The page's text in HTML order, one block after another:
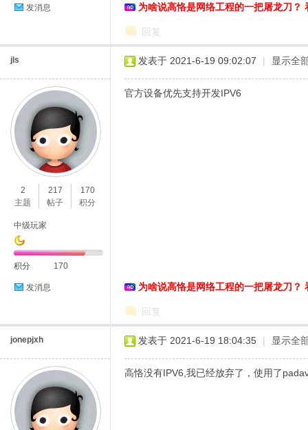
高
发消息 为啥说高恪是网络工程的一把屠龙刀？
回复
jls
2
主题
217
帖子
170
积分
中级玩家
积分 170
发消息
发表于 2021-6-19 09:02:07 | 显示全
官方设备优先支持开发IPV6
为啥说高恪是网络工程的一把屠龙刀？
回复
jonepjxh 发表于 2021-6-19 18:04:35 | 显示全
高恪没有IPV6,我已经放弃了，使用了